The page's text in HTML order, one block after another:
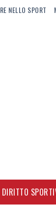
NELLO SPORT
DIRITTO